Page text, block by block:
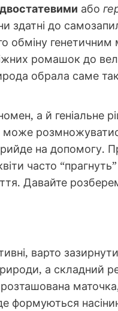
двостатевими або
здатні до
обміну генетичним
ромашок до
обрала саме
а й геніальне
на допомогу.
часто
Давайте
варто
а складний
розташована
формуються